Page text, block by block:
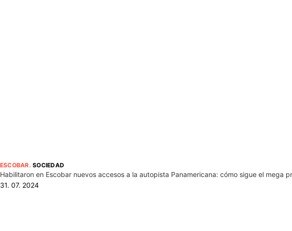
ESCOBAR.SOCIEDAD
Habilitaron en Escobar nuevos accesos a la autopista Panamericana: cómo sigue el mega
31. 07. 2024